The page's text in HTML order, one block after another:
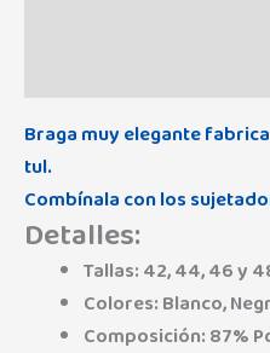
Braga muy elegante
tul.
Combínala con los
Detalles:
Tallas: 42, 44, 46 y
Colores: Blanco,
Composición: 87%